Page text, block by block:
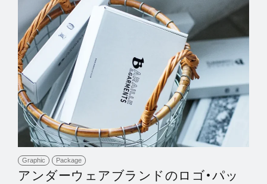
Graphic Package
アンダーウェアブランドのロゴ・パッ